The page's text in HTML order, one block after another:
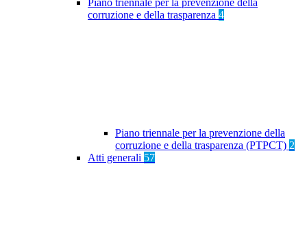
Piano triennale per la prevenzione della
corruzione e della trasparenza 4
Piano triennale per la prevenzione della
corruzione e della trasparenza (PTPCT) 2
Atti generali 57